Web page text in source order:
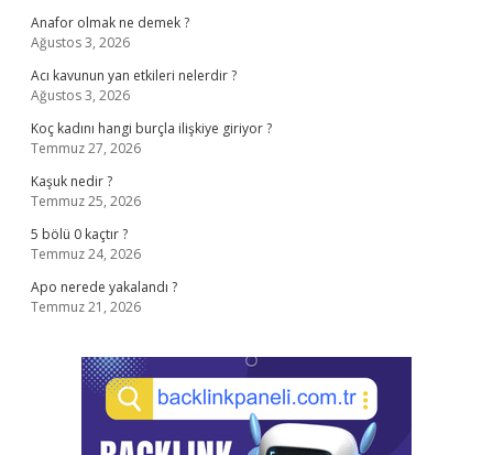
Anafor olmak ne demek ?
Ağustos 3, 2026
Acı kavunun yan etkileri nelerdir ?
Ağustos 3, 2026
Koç kadını hangi burçla ilişkiye giriyor ?
Temmuz 27, 2026
Kaşuk nedir ?
Temmuz 25, 2026
5 bölü 0 kaçtır ?
Temmuz 24, 2026
Apo nerede yakalandı ?
Temmuz 21, 2026